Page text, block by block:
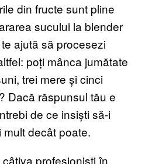
din fructe sunt pline
sucului la blender
ajută să procesezi
poți mânca jumătate
trei mere și cinci
Dacă răspunsul tău e
de ce insiști să-i
decât poate.
profesioniști în